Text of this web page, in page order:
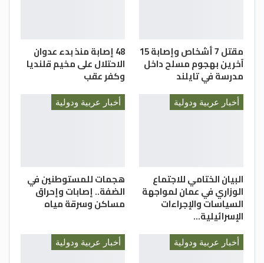
مقتل 7 أشخاص وإصابة 15
آخرين بهجوم مسلح داخل
مدرسة في تايلند
48 إصابة منذ بدء عدوان
الاحتلال على مخيم قلنديا
وكفر عقب
أخبار عربية ودولية
البيان الختامي للاجتماع
الوزاري في عمان لمواجهة
السياسات والإجراءات
الإسرائيلية…
أخبار عربية ودولية
هجمات للمستوطنين في
الضفة.. إصابات وإحراق
مساكن وسرقة مياه
أخبار عربية ودولية أخبار عربية ودولية